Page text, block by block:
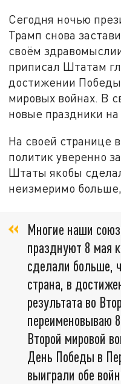
Сегодня ночью
Трамп снова
своём
приписал Штатам
достижении
мировых войнах. В
новые праздники на
На своей странице
политик уверенно
Штаты якобы
неизмеримо
Многие наши
празднуют 8 мая
сделали больше,
страна, в
результата во
переименовываю
Второй мировой
День Победы в
выиграли обе